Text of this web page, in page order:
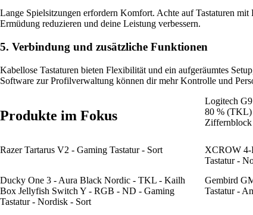
Lange Spielsitzungen erfordern Komfort. Achte auf Tastaturen
Ermüdung reduzieren und deine Leistung verbessern.
5. Verbindung und zusätzliche Funktionen
Kabellose Tastaturen bieten Flexibilität und ein aufgeräumtes
Software zur Profilverwaltung können dir mehr Kontrolle und
Produkte im Fokus
Logitech
80 % (TKL)
Razer Tartarus V2 - Gaming Tastatur - Sort
XCROW
Tastatur -
Ducky One 3 - Aura Black Nordic - TKL - Kailh
Box Jellyfish Switch Y - RGB - ND - Gaming
Tastatur - Nordisk - Sort
Gembird
Tastatur -